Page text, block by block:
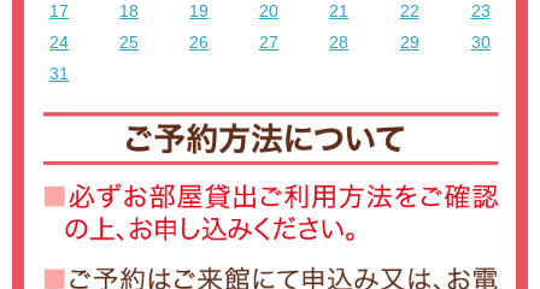
17
18 19 20 21 22
23
24
25 26 27 28 29
30
31